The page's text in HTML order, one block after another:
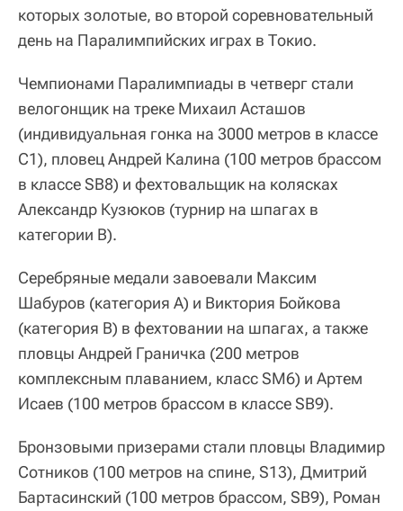
которых золотые, во второй соревновательный
день на Паралимпийских играх в Токио.
Чемпионами Паралимпиады в четверг стали
велогонщик на треке Михаил Асташов
(индивидуальная гонка на 3000 метров в классе
С1), пловец Андрей Калина (100 метров брассом
в классе SB8) и фехтовальщик на колясках
Александр Кузюков (турнир на шпагах в
категории B).
Серебряные медали завоевали Максим
Шабуров (категория A) и Виктория Бойкова
(категория B) в фехтовании на шпагах, а также
пловцы Андрей Граничка (200 метров
комплексным плаванием, класс SM6) и Артем
Исаев (100 метров брассом в классе SB9).
Бронзовыми призерами стали пловцы Владимир
Сотников (100 метров на спине, S13), Дмитрий
Бартасинский (100 метров брассом, SB9), Роман